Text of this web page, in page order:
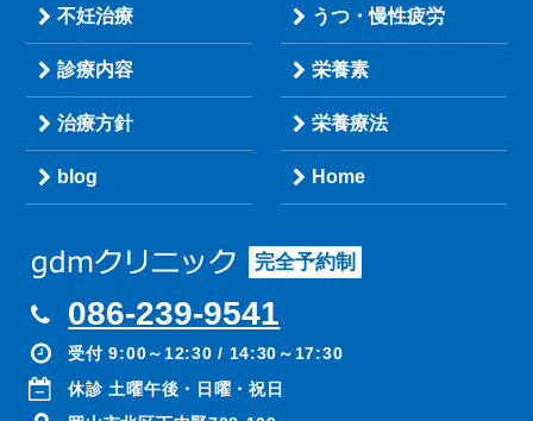
不妊治療 うつ・慢性疲労
診療内容 栄養素
治療方針 栄養療法
blog Home
完全予約制
086-239-9541
受付 9:00～12:30 / 14:30～17:30
休診 土曜午後・日曜・祝日